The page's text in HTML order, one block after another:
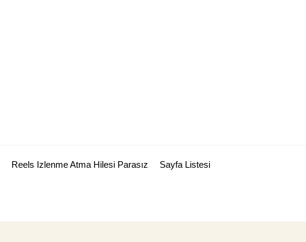
Reels Izlenme Atma Hilesi Parasız Sayfa Listesi